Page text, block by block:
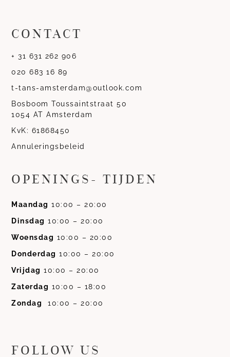
CONTACT
+ 31 631 262 906
020 683 16 89
t-tans-amsterdam@outlook.com
Bosboom Toussaintstraat 50
1054 AT Amsterdam
KvK: 61868450
Annuleringsbeleid
OPENINGS- TIJDEN
Maandag 10:00 – 20:00
Dinsdag 10:00 – 20:00
Woensdag 10:00 – 20:00
Donderdag 10:00 – 20:00
Vrijdag 10:00 – 20:00
Zaterdag 10:00 – 18:00
Zondag
10:00 – 20:00
FOLLOW US